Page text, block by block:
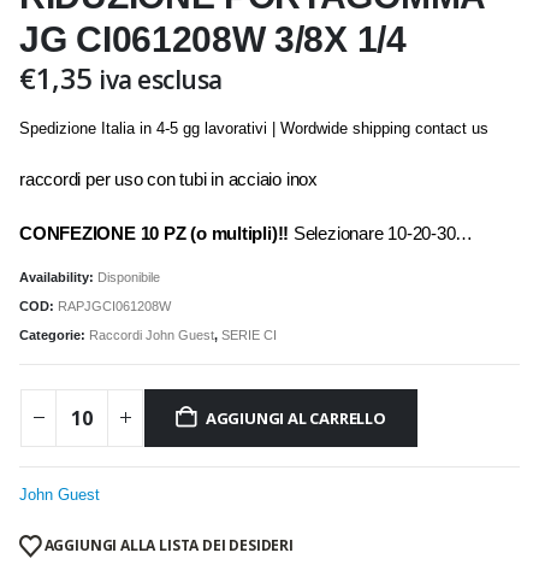
JG CI061208W 3/8X 1/4
€1,35 iva esclusa
Spedizione Italia in 4-5 gg lavorativi | Wordwide shipping contact us
raccordi per uso con tubi in acciaio inox
CONFEZIONE 10 PZ (o multipli)!! Selezionare 10-20-30…
Availability: Disponibile
COD: RAPJGCI061208W
Categorie: Raccordi John Guest, SERIE CI
AGGIUNGI AL CARRELLO
John Guest
AGGIUNGI ALLA LISTA DEI DESIDERI